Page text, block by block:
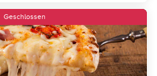
Geschlossen